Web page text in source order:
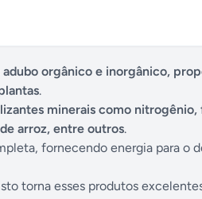
orgânico e inorgânico,
.
minerais como
arroz, entre outros.
fornecendo energia para o
torna esses produtos